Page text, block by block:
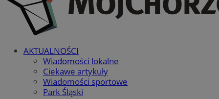
AKTUALNOŚCI
Wiadomości lokalne
Ciekawe artykuły
Wiadomości sportowe
Park Śląski